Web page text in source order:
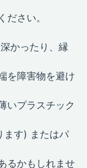
さい。
かったり、縁
を障害物を避け
いプラスチック
ます) またはパ
るかもしれませ